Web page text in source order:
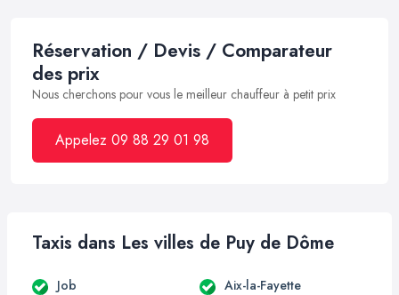
Réservation / Devis / Comparateur
des prix
Nous cherchons pour vous le meilleur chauffeur à petit prix
Appelez 09 88 29 01 98
Taxis dans Les villes de Puy de Dôme
Job Aix-la-Fayette